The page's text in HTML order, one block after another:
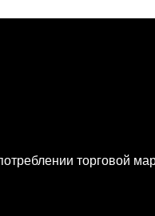
торговой